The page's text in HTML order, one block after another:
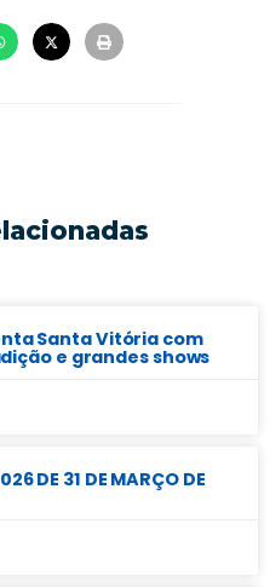
Santa Vitória com
e grandes shows
DE 31 DE MARÇO DE